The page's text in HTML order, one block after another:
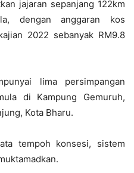
jajaran sepanjang 122km
dengan anggaran kos
2022 sebanyak RM9.8
lima persimpangan
di Kampung Gemuruh,
Kota Bharu.
tempoh konsesi, sistem